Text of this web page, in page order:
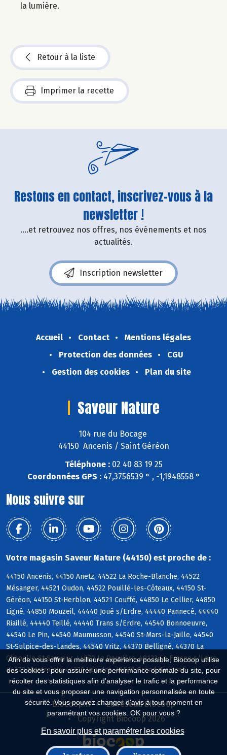
Afin de vous offrir la meilleure expérience possible, Biocoop utilise
des cookies : pour assurer une performance optimale du site, pour
récolter des statistiques afin d'analyser le trafic et la performance
du site et vous proposer une navigation personnalisée en toute
sécurité. Vous pouvez changer d'avis à tout moment en
paramétrant vos cookies. OK pour vous ?
En savoir plus et paramétrer les cookies
la lumière.
Retour à la liste
Imprimer la recette
Restons en contact, inscrivez-vous à la
newsletter !
....et retrouvez nos offres, nos événements et nos
actualités.
Inscription newsletter
Accueil Contact
Mentions légales
Protection des données
CGU
Gestion des cookies
Plan du site
Saveur Nature
104 rue du Bocage
44150 Ancenis / Saint Géréon
Téléphone :02 40 83 19 25
Coordonnées GPS :47,3756539 ° , -1,1948558 °
Nous suivre sur
Votre magasin Saveur Nature (44150) est proche de :
44150 Ancenis, 44150 Anetz, 44522 La Roche-Blanche, 44522
Mésanger, 44521 Oudon, 44522 Pouillé-les-Côteaux, 44150 St-
Géréon, 44150 St-Herblon, 44521 Couffé, 44850 Le Cellier, 44850
Ligné, 44850 Mouzeil, 44440 Joué s/Erdre, 44440 Pannecé, 44440
Riaillé, 44440 Teillé, 44440 Trans s/Erdre, 44540 Bonnoeuvre,
44540 Le Pin, 44540 Maumusson, 44540 St-Mars-la-Jaille, 44540
St-Sulpice-des-Landes, 44540 Vritz, 44370 Belligné, 44370 La
Chapelle-St-Sauveur, 44370 La Rouxière, 49123 Le Fresne s/Loire,
44370 Montrelais, 44370 Varades, 44520 Grand-Auverné
Biocoop.fr
Le réseau Biocoop
Copyright Biocoop 2026